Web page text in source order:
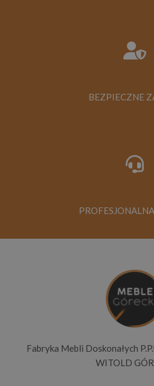
BEZPIECZNE
Fabryka Mebli Doskonałych
WITOLD